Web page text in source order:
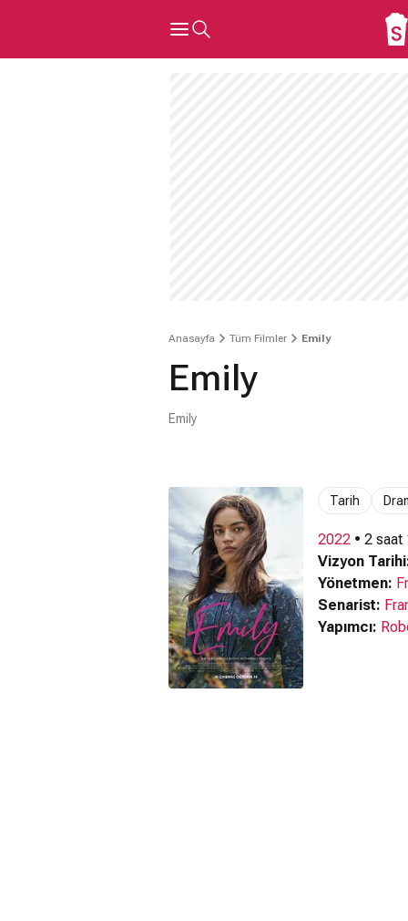
Anasayfa Tüm Filmler Emily
Emily
Emily
Tarih
2022 • 2 saat
Vizyon
Yönetmen:
Senarist:
Yapımcı: